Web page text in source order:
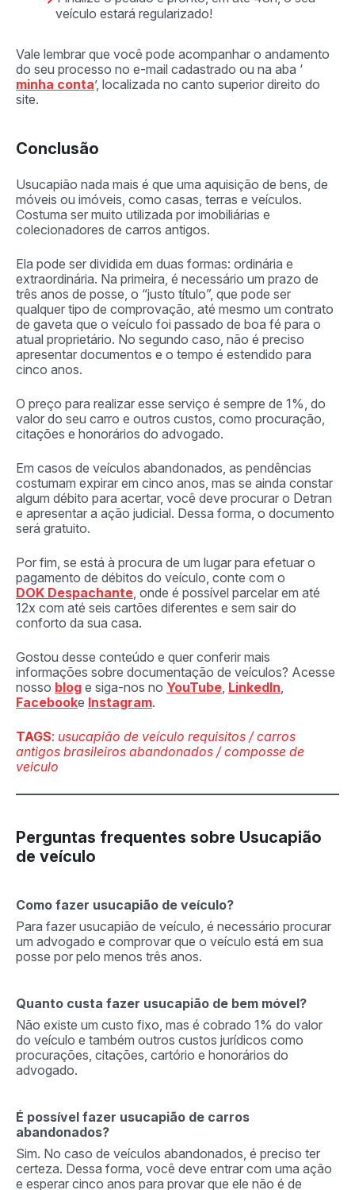
veículo estará regularizado!
Vale lembrar que você pode acompanhar o andamento
do seu processo no e-mail cadastrado ou na aba ‘
minha conta’, localizada no canto superior direito do
site.
Conclusão
Usucapião nada mais é que uma aquisição de bens, de
móveis ou imóveis, como casas, terras e veículos.
Costuma ser muito utilizada por imobiliárias e
colecionadores de carros antigos.
Ela pode ser dividida em duas formas: ordinária e
extraordinária. Na primeira, é necessário um prazo de
três anos de posse, o “justo título”, que pode ser
qualquer tipo de comprovação, até mesmo um contrato
de gaveta que o veículo foi passado de boa fé para o
atual proprietário. No segundo caso, não é preciso
apresentar documentos e o tempo é estendido para
cinco anos.
O preço para realizar esse serviço é sempre de 1%, do
valor do seu carro e outros custos, como procuração,
citações e honorários do advogado.
Em casos de veículos abandonados, as pendências
costumam expirar em cinco anos, mas se ainda constar
algum débito para acertar, você deve procurar o Detran
e apresentar a ação judicial. Dessa forma, o documento
será gratuito.
Por fim, se está à procura de um lugar para efetuar o
pagamento de débitos do veículo, conte com o
DOK Despachante , onde é possível parcelar em até
12x com até seis cartões diferentes e sem sair do
conforto da sua casa.
Gostou desse conteúdo e quer conferir mais
informações sobre documentação de veículos? Acesse
nosso blog e siga-nos no YouTube LinkedIn
Facebooke Instagram.
TAGS: usucapião de veículo requisitos / carros
antigos brasileiros abandonados / composse de
veiculo
Perguntas frequentes sobre Usucapião
de veículo
Como fazer usucapião de veículo?
Para fazer usucapião de veículo, é necessário procurar
um advogado e comprovar que o veículo está em sua
posse por pelo menos três anos.
Quanto custa fazer usucapião de bem móvel?
Não existe um custo fixo, mas é cobrado 1% do valor
do veículo e também outros custos jurídicos como
procurações, citações, cartório e honorários do
advogado.
É possível fazer usucapião de carros
abandonados?
Sim. No caso de veículos abandonados, é preciso ter
certeza. Dessa forma, você deve entrar com uma ação
e esperar cinco anos para provar que ele não é de